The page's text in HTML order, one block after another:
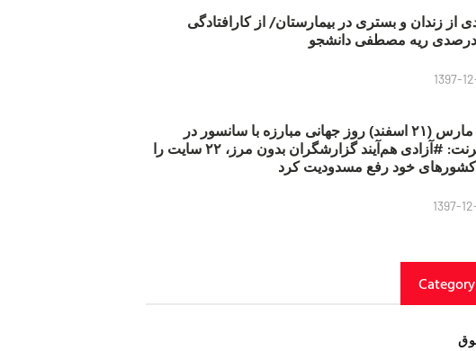
از زندان و بستری در بیمارستان/ از کارافتادگی
1397-
۱۲ مارس (۲۱ اسفند) روز جهانی مبارزه با سانسور در
اینترنت: #آزادی هم‌آیند گزارشگران‌ بدون مرز، ۲۲ سایت را
خود رفع مسدودیت کرد
1397-
Category